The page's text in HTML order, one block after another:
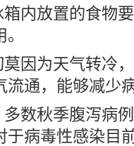
内放置的食物
因为天气转冷
流通，能够减少
数秋季腹泻病
于病毒性感染目